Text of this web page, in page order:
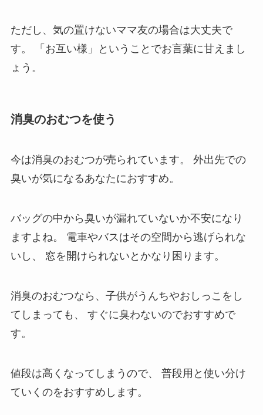
ただし、気の置けないママ友の場合は大丈夫で
す。
「お互い様」ということでお言葉に甘えまし
ょう。
消臭のおむつを使う
今は消臭のおむつが売られています。
外出先での
臭いが気になるあなたにおすすめ。
バッグの中から臭いが漏れていないか不安になり
ますよね。
電車やバスはその空間から逃げられな
いし、
窓を開けられないとかなり困ります。
消臭のおむつなら、子供がうんちやおしっこをし
てしまっても、
すぐに臭わないのでおすすめで
す。
値段は高くなってしまうので、
普段用と使い分け
ていくのをおすすめします。